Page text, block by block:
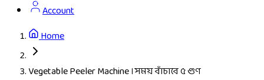
Account
Home
Vegetable Peeler Machine । সময় বাঁচাবে ৫ গুণ